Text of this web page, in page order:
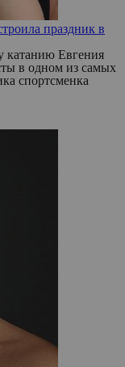
праздник в
катанию Евгения
в одном из самых
спортсменка